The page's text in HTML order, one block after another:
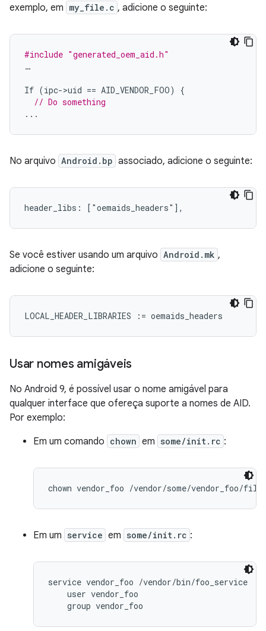
exemplo, em my_file.c , adicione o seguinte:
#include "generated_oem_aid.h"
…
If (ipc->uid == AID_VENDOR_FOO)
{
// Do something
...
No arquivo Android.bp associado, adicione o seguinte:
header_libs: ["oemaids_headers"],
Se você estiver usando um arquivo Android.mk ,
adicione o seguinte:
LOCAL_HEADER_LIBRARIES := oemaids_headers
Usar nomes amigáveis
No Android 9, é possível usar o nome amigável para
qualquer interface que ofereça suporte a nomes de AID.
Por exemplo:
Em um comando chown em some/init.rc :
Em um service em some/init.rc :
service vendor_foo /vendor/bin/foo_service
    user vendor_foo